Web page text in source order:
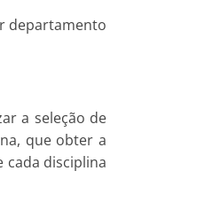
departamento
a seleção de
que obter a
cada disciplina